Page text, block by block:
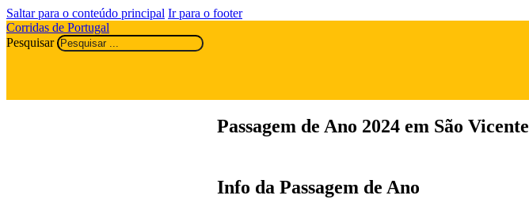
Saltar para o conteúdo principal Ir para o footer
Corridas de Portugal
Pesquisar
Passagem de Ano 2024 em São Vicente
Info da Passagem de Ano